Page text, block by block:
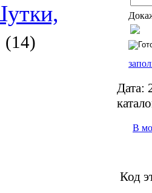
(14)
Дата:
В
Код